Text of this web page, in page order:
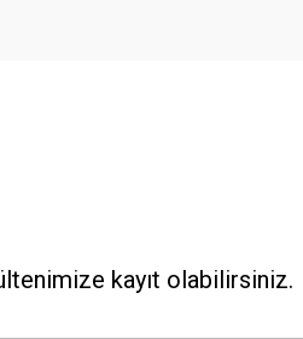
kayıt olabilirsiniz.